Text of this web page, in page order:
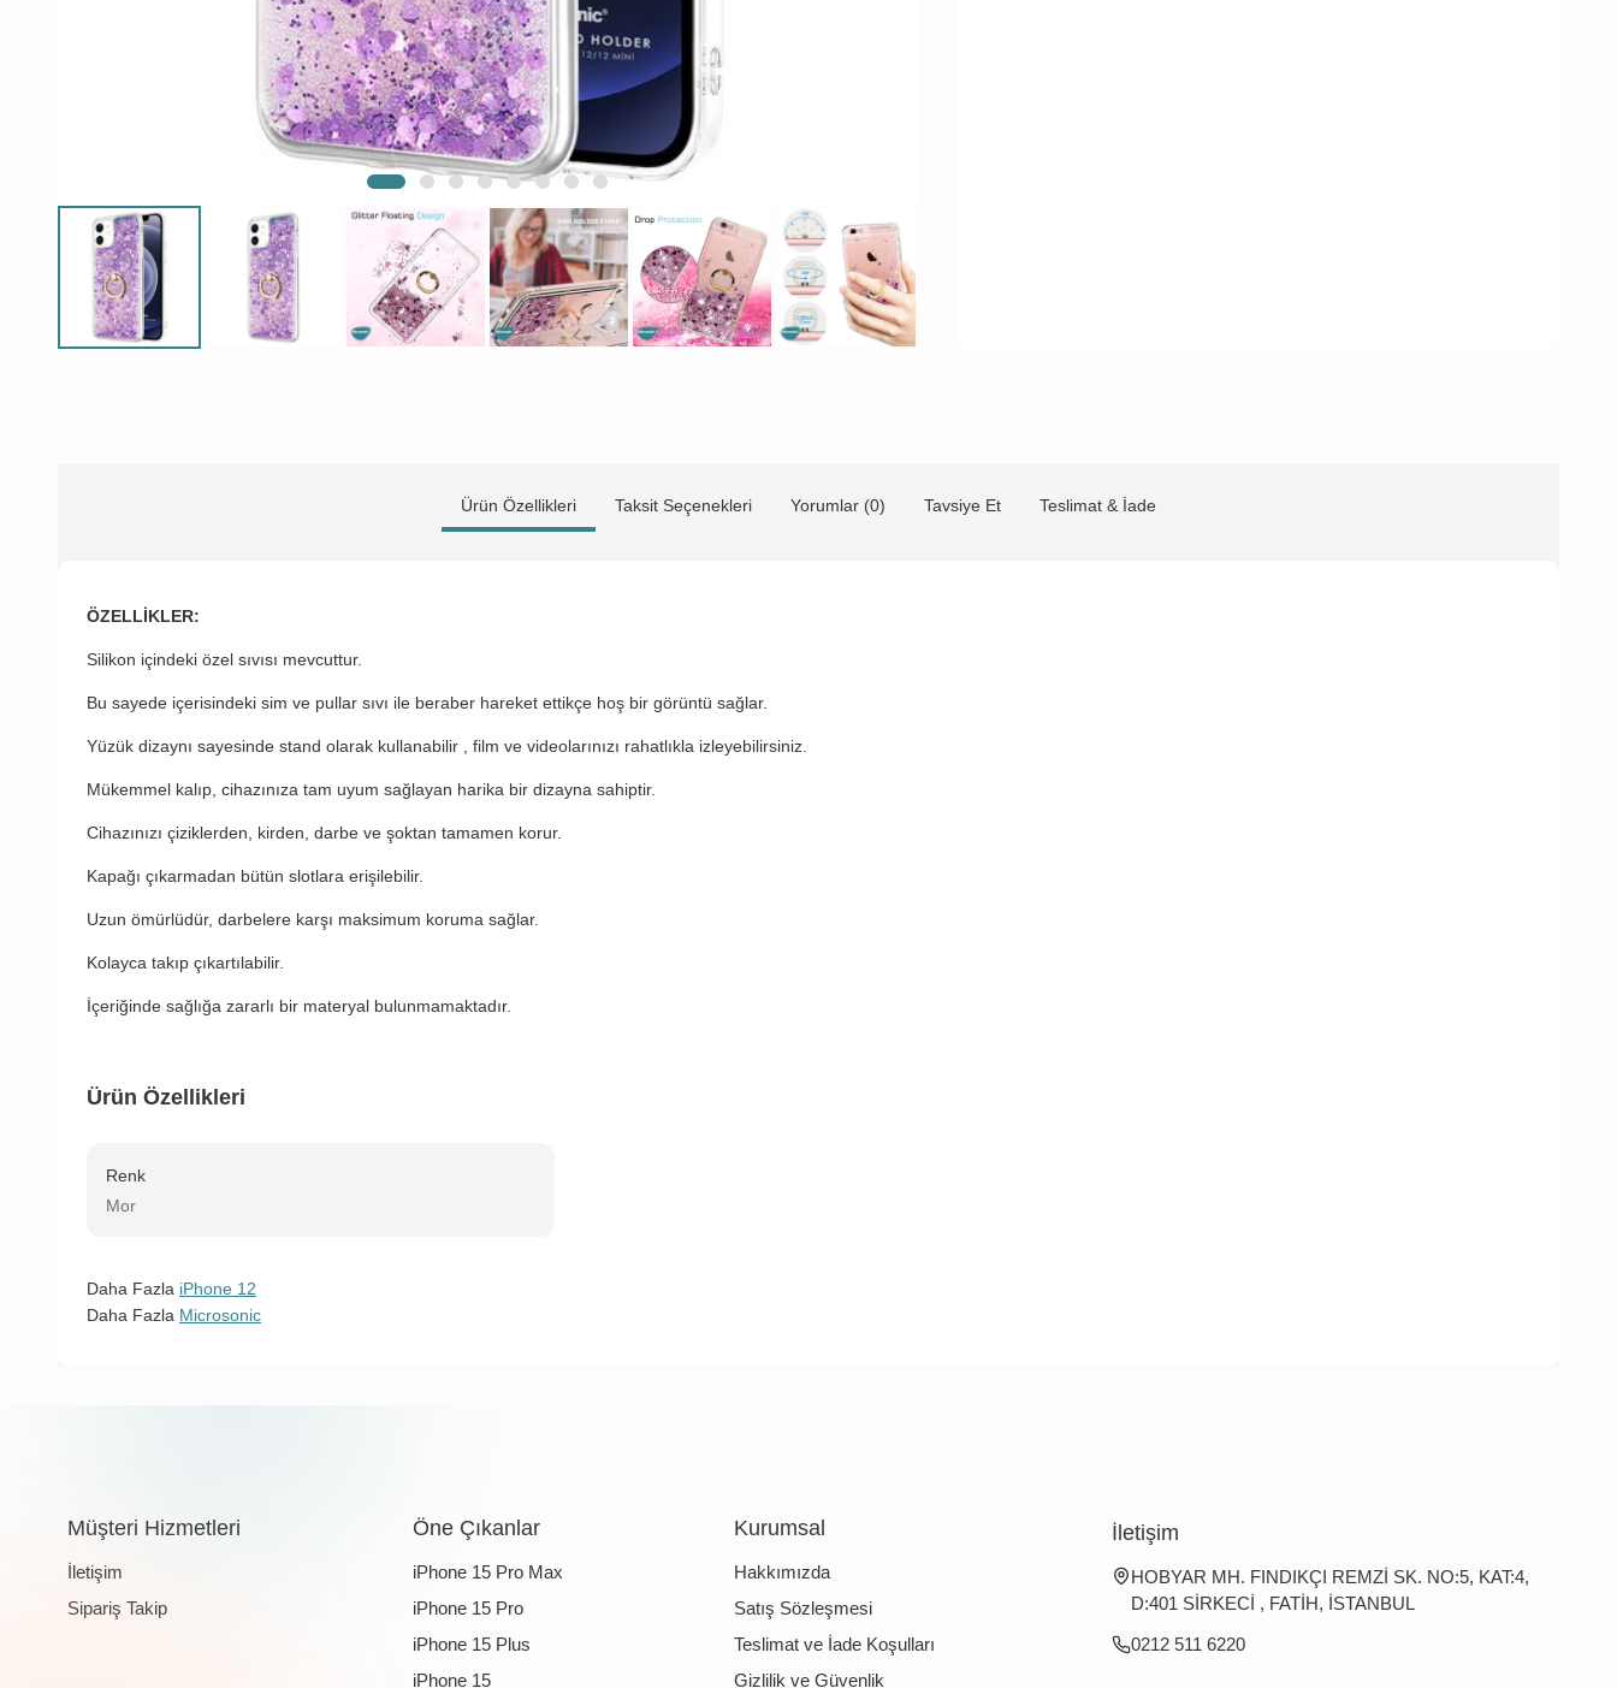
Ürün Özellikleri Taksit Seçenekleri Yorumlar (0) Tavsiye Et Teslimat & İade
ÖZELLİKLER:
Silikon içindeki özel sıvısı mevcuttur.
Bu sayede içerisindeki sim ve pullar sıvı ile beraber hareket ettikçe hoş bir görüntü sağlar.
Yüzük dizaynı sayesinde stand olarak kullanabilir , film ve videolarınızı rahatlıkla izleyebilirsiniz.
Mükemmel kalıp, cihazınıza tam uyum sağlayan harika bir dizayna sahiptir.
Cihazınızı çiziklerden, kirden, darbe ve şoktan tamamen korur.
Kapağı çıkarmadan bütün slotlara erişilebilir.
Uzun ömürlüdür, darbelere karşı maksimum koruma sağlar.
Kolayca takıp çıkartılabilir.
İçeriğinde sağlığa zararlı bir materyal bulunmamaktadır.
Ürün Özellikleri
Renk
Mor
Daha Fazla iPhone 12
Daha Fazla Microsonic
Müşteri Hizmetleri
İletişim
Sipariş Takip
Öne Çıkanlar
iPhone 15 Pro Max
iPhone 15 Pro
iPhone 15 Plus
iPhone 15
Kurumsal
Hakkımızda
Satış Sözleşmesi
Teslimat ve İade Koşulları
Gizlilik ve Güvenlik
İletişim
HOBYAR MH. FINDIKÇI REMZİ SK. NO:5, KAT:4,
D:401 SİRKECİ , FATİH, İSTANBUL
0212 511 6220